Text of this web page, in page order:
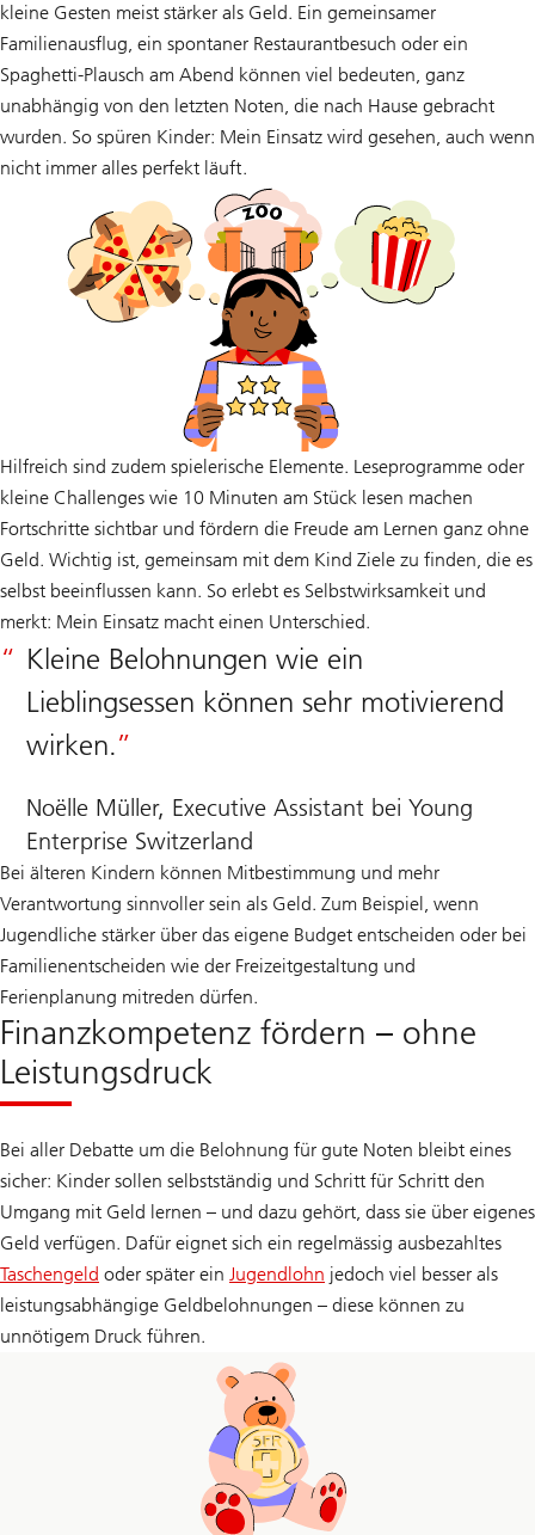
kleine Gesten meist stärker als Geld. Ein gemeinsamer
Familienausflug, ein spontaner Restaurantbesuch oder ein
Spaghetti-Plausch am Abend können viel bedeuten, ganz
unabhängig von den letzten Noten, die nach Hause gebracht
wurden. So spüren Kinder: Mein Einsatz wird gesehen, auch wenn
nicht immer alles perfekt läuft.
Hilfreich sind zudem spielerische Elemente. Leseprogramme oder
kleine Challenges wie 10 Minuten am Stück lesen machen
Fortschritte sichtbar und fördern die Freude am Lernen ganz ohne
Geld. Wichtig ist, gemeinsam mit dem Kind Ziele zu finden, die es
selbst beeinflussen kann. So erlebt es Selbstwirksamkeit und
merkt: Mein Einsatz macht einen Unterschied.
Kleine Belohnungen wie ein
Lieblingsessen können sehr motivierend
wirken.
Noëlle Müller, Executive Assistant bei Young
Enterprise Switzerland
Bei älteren Kindern können Mitbestimmung und mehr
Verantwortung sinnvoller sein als Geld. Zum Beispiel, wenn
Jugendliche stärker über das eigene Budget entscheiden oder bei
Familienentscheiden wie der Freizeitgestaltung und
Ferienplanung mitreden dürfen.
Finanzkompetenz fördern – ohne
Leistungsdruck
Bei aller Debatte um die Belohnung für gute Noten bleibt eines
sicher: Kinder sollen selbstständig und Schritt für Schritt den
Umgang mit Geld lernen – und dazu gehört, dass sie über eigenes
Geld verfügen. Dafür eignet sich ein regelmässig ausbezahltes
Taschengeld oder später ein Jugendlohn jedoch viel besser als
leistungsabhängige Geldbelohnungen – diese können zu
unnötigem Druck führen.